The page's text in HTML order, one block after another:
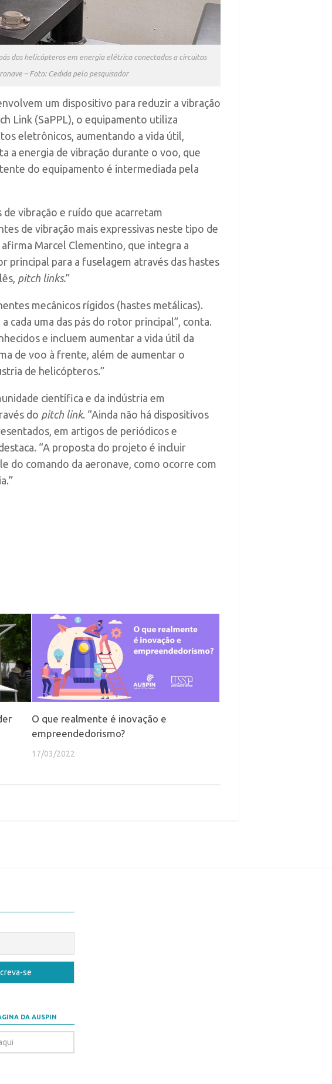
dos helicópteros em energia elétrica conectados a circuitos
– Foto: Cedida pelo pesquisador
um dispositivo para reduzir a vibração
Link (SaPPL), o equipamento utiliza
eletrônicos, aumentando a vida útil,
a energia de vibração durante o voo, que
do equipamento é intermediada pela
de vibração e ruído que acarretam
de vibração mais expressivas neste tipo de
Marcel Clementino, que integra a
para a fuselagem através das hastes
pitch links.”
mecânicos rígidos (hastes metálicas).
cada uma das pás do rotor principal”, conta.
e incluem aumentar a vida útil da
de voo à frente, além de aumentar o
de helicópteros.”
científica e da indústria em
do pitch link. “Ainda não há dispositivos
em artigos de periódicos e
“A proposta do projeto é incluir
do comando da aeronave, como ocorre com
O que realmente é inovação e
empreendedorismo?
17/03/2022
DA AUSPIN